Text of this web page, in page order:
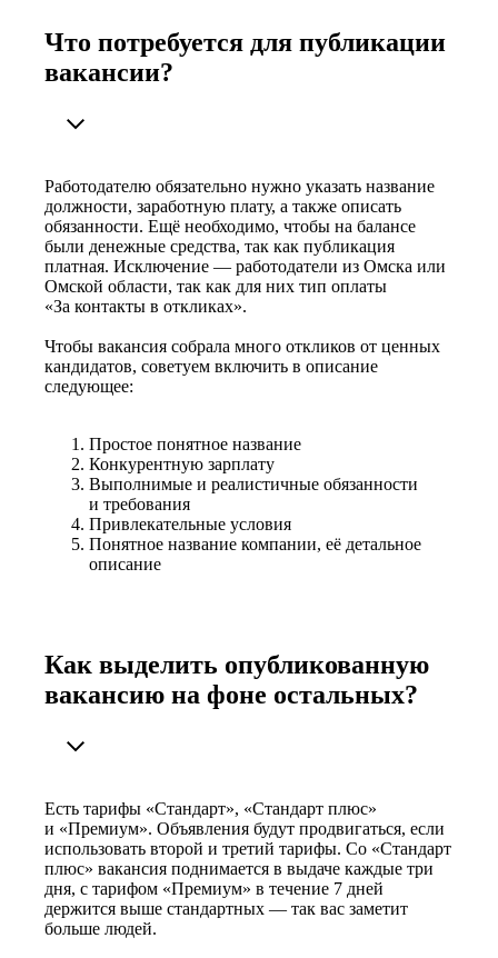
Что потребуется для публикации
вакансии?
Работодателю обязательно нужно указать название
должности, заработную плату, а также описать
обязанности. Ещё необходимо, чтобы на балансе
были денежные средства, так как публикация
платная. Исключение — работодатели из Омска или
Омской области, так как для них тип оплаты
«За контакты в откликах».
Чтобы вакансия собрала много откликов от ценных
кандидатов, советуем включить в описание
следующее:
Простое понятное название
Конкурентную зарплату
Выполнимые и реалистичные обязанности
и требования
Привлекательные условия
Понятное название компании, её детальное
описание
Как выделить опубликованную
вакансию на фоне остальных?
Есть тарифы «Стандарт», «Стандарт плюс»
и «Премиум». Объявления будут продвигаться, если
использовать второй и третий тарифы. Со «Стандарт
плюс» вакансия поднимается в выдаче каждые три
дня, с тарифом «Премиум» в течение 7 дней
держится выше стандартных — так вас заметит
больше людей.